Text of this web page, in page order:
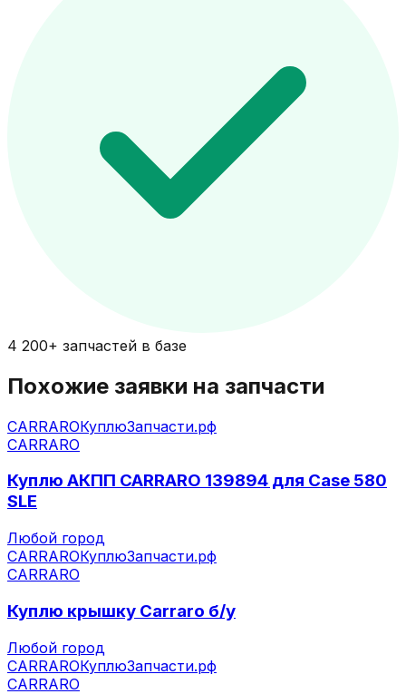
4 200+ запчастей в базе
Похожие заявки на запчасти
CARRAROКуплюЗапчасти.рф
CARRARO
Куплю АКПП CARRARO 139894 для Case 580
SLE
Любой город
CARRAROКуплюЗапчасти.рф
CARRARO
Куплю крышку Carraro б/у
Любой город
CARRAROКуплюЗапчасти.рф
CARRARO